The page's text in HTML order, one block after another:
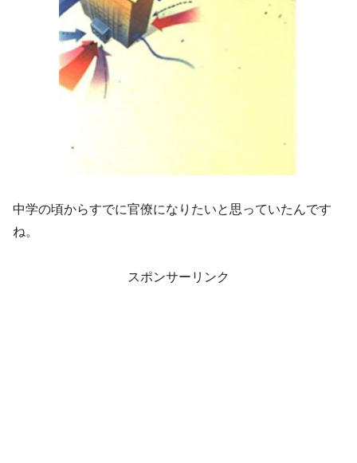
中学の頃からすでに官僚になりたいと思っていたんです
ね。
スポンサーリンク